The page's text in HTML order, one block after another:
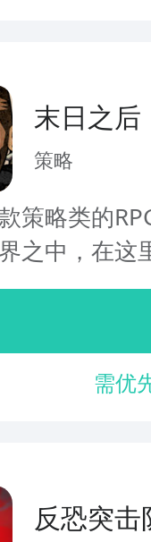
末日之后
策略
策略类的
之中，在这
需优
反恐突击